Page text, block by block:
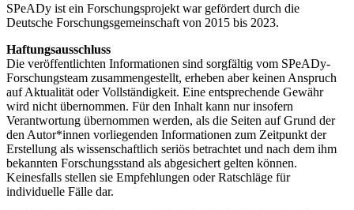
SPeADy ist ein Forschungsprojekt war gefördert durch die
Deutsche Forschungsgemeinschaft von 2015 bis 2023.
Haftungsausschluss
Die veröffentlichten Informationen sind sorgfältig vom SPeADy-
Forschungsteam zusammengestellt, erheben aber keinen Anspruch
auf Aktualität oder Vollständigkeit. Eine entsprechende Gewähr
wird nicht übernommen. Für den Inhalt kann nur insofern
Verantwortung übernommen werden, als die Seiten auf Grund der
den Autor*innen vorliegenden Informationen zum Zeitpunkt der
Erstellung als wissenschaftlich seriös betrachtet und nach dem ihm
bekannten Forschungsstand als abgesichert gelten können.
Keinesfalls stellen sie Empfehlungen oder Ratschläge für
individuelle Fälle dar.